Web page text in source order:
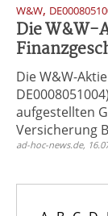
W&W,
Die W&W-
Die W&W-
aufgestellten
Versicherung
ad-hoc-news.de,